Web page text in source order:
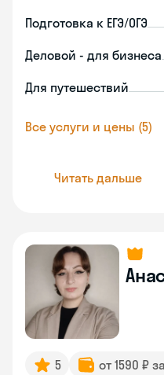
Подготовка к ЕГЭ/ОГЭ
Деловой - для бизнеса
Для путешествий
Все услуги и цены (5)
Читать дальше
5 от 1590 ₽